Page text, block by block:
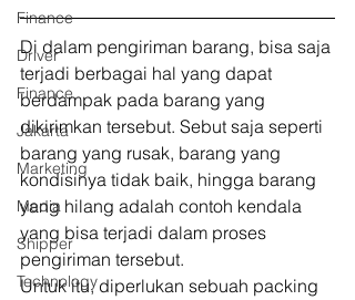
Finance
Driver
Finance
Jakarta
Marketing
Media
Shipper
Technology
Di dalam pengiriman barang, bisa saja
terjadi berbagai hal yang dapat
berdampak pada barang yang
dikirimkan tersebut. Sebut saja seperti
barang yang rusak, barang yang
kondisinya tidak baik, hingga barang
yang hilang adalah contoh kendala
yang bisa terjadi dalam proses
pengiriman tersebut.
Untuk itu, diperlukan sebuah packing